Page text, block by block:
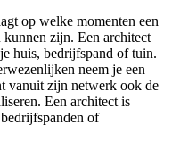
op welke momenten een
zijn. Een architect
huis, bedrijfspand of tuin.
neem je een
vanuit zijn netwerk ook de
Een architect is
of